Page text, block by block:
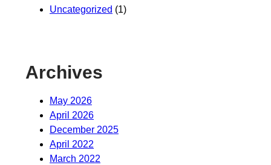
Uncategorized (1)
Archives
May 2026
April 2026
December 2025
April 2022
March 2022